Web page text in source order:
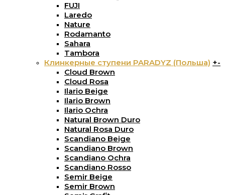
FUJI
Laredo
Nature
Rodamanto
Sahara
Tambora
Клинкерные ступени PARADYZ (Польша) +-
Cloud Brown
Cloud Rosa
Ilario Beige
Ilario Brown
Ilario Ochra
Natural Brown Duro
Natural Rosa Duro
Scandiano Beige
Scandiano Brown
Scandiano Ochra
Scandiano Rosso
Semir Beige
Semir Brown